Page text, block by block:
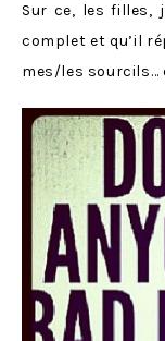
Sur ce, les filles,
complet et qu’il
mes/les sourcils…